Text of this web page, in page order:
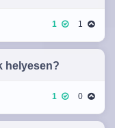
1 1
helyesen?
1 0